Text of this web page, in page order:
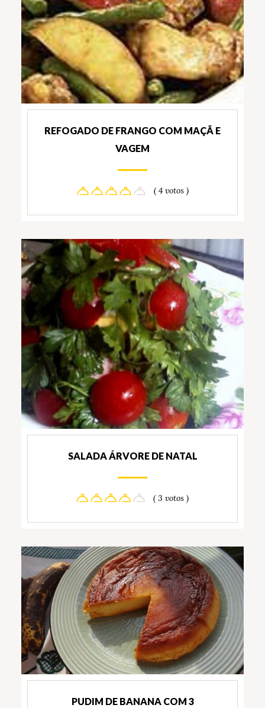
REFOGADO DE FRANGO COM MAÇÃ E
VAGEM
( 4 votos )
SALADA ÁRVORE DE NATAL
( 3 votos )
PUDIM DE BANANA COM 3